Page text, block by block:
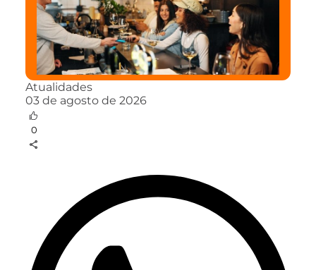
Atualidades
03 de agosto de 2026
0